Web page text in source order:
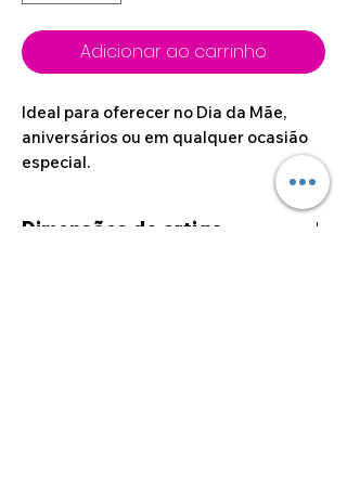
Adicionar ao carrinho
Ideal para oferecer no Dia da Mãe,
aniversários ou em qualquer ocasião
especial.
Dimensões do artigo